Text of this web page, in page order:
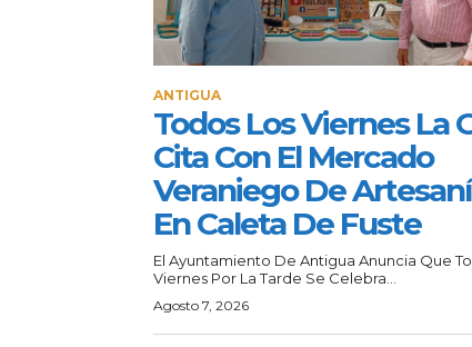
ANTIGUA
Todos Los Viernes La
Cita Con El Mercado
Veraniego De
En Caleta De Fuste
El Ayuntamiento De Antigua Anuncia Que
Viernes Por La Tarde Se Celebra...
Agosto 7, 2026